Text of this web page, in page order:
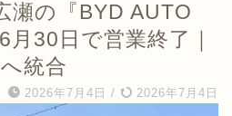
瀬の『BYD AUTO
30日で営業終了｜
統合
2026年7月4日 / 2026年7月4日